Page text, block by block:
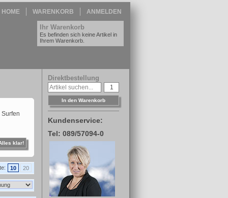
Ihr Warenkorb
Es befinden sich keine Artikel in
Ihrem Warenkorb.
HOME WARENKORB ANMELDEN
Direktbestellung
In den Warenkorb
Kundenservice:
Tel: 089/57094-0
klar!
10 20